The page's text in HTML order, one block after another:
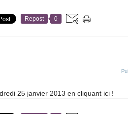
Repost 0
25 janvier 2013 en cliquant ici !